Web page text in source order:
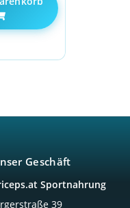
Geschäft
Sportnahrung
39